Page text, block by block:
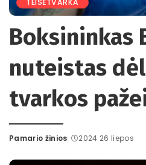
Boksininkas
nuteistas
tvarkos
Posted
Pamario žinios 2024 26 liepos